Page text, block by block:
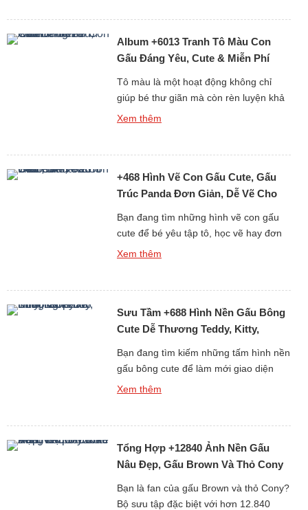
ngầu, đến những ảnh gấu […]
Album +6013 Tranh Tô Màu Con
Gấu Đáng Yêu, Cute & Miễn Phí
Tô màu là một hoạt động không chỉ
giúp bé thư giãn mà còn rèn luyện khả
năng tư duy, sự kiên nhẫn và óc sáng
tập hơn 6013 […]
Xem thêm
+468 Hình Vẽ Con Gấu Cute, Gấu
Trúc Panda Đơn Giản, Dễ Vẽ Cho
Bạn đang tìm những hình vẽ con gấu
cute để bé yêu tập tô, học vẽ hay đơn
giản là làm ảnh trang trí, sticker, sổ tay?
đáng yêu […]
Xem thêm
Sưu Tầm +688 Hình Nền Gấu Bông
Cute Dễ Thương Teddy, Kitty,
Bạn đang tìm kiếm những tấm hình nền
gấu bông cute để làm mới giao diện
điện thoại hay máy tính mỗi ngày? Bộ
kế mềm mại, đáng yêu và […]
Xem thêm
Tổng Hợp +12840 Ảnh Nền Gấu
Nâu Đẹp, Gấu Brown Và Thỏ Cony
Bạn là fan của gấu Brown và thỏ Cony?
Bộ sưu tập đặc biệt với hơn 12.840